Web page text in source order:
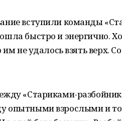
вступили команды
быстро и энергично.
им не удалось взять верх.
«Стариками-
опытными взрослыми и